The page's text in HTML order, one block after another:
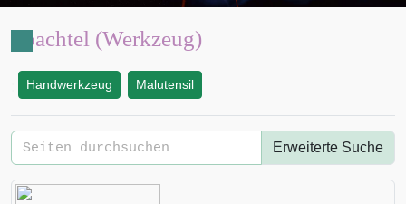
Spachtel (Werkzeug)
Handwerkzeug Malutensil
Erweiterte Suche